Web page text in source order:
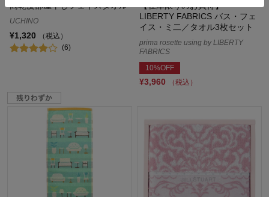
高乾度部屋干しフェイスタオル
UCHINO
¥1,320
（税込）
(6)
【在庫限りのお買得】
LIBERTY FABRICS バス・フェ
イス・ミ二／タオル3枚セット
prima rosette using by LIBERTY
FABRICS
10%OFF
¥3,960 （税込）